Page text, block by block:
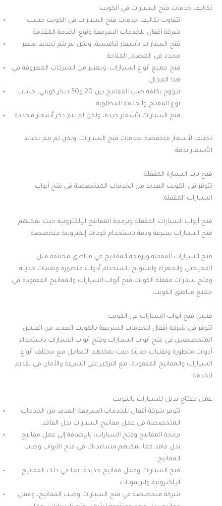
تكاليف خدمات فتح السيارات في الكويت
تتفاوت تكاليف خدمات فتح السيارات في الكويت حسب
شركة أقفال للخدمات السريعة ونوع الخدمة المقدمة.
فتح السيارات بأسعار تنافسية، ولكن لم يتم تحديد سعر
محدد في المصادر المتاحة.
فتح جميع أنواع السيارات، وتعتبر من الشركات المعروفة في
هذا المجال.
تتراوح تكلفة صب المفاتيح بين 20 و50 دينار كويتي، حسب
نوع المفتاح والخدمة المطلوبة.
فتح السيارات بأسعار جيدة، ولكن لم يتم ذكر أسعار محددة.
تختلف لأسعار منخفضة لخدمات فتح السيارات، ولكن لم يتم تحديد
الأسعار بدقة.
فتح باب السيارة المقفلة
تتوفر في الكويت العديد من الخدمات المتخصصة في فتح أبواب
السيارات المقفلة.
فتح أبواب السيارات المقفلة وبرمجة المفاتيح الإلكترونية حيث يمكنهم
فتح السيارات بسرعة ودقة باستخدام كودات إلكترونية متخصصة.
فتح السيارات المقفلة وبرمجة المفاتيح في مناطق مختلفة مثل
الفحيحيل والجهراء والشويخ باستخدام أدوات متطورة وتقنيات حديثة
وفتح سيارات مقفلة الكويت فتح أبواب السيارات والمفاتيح المفقودة في
جميع مناطق الكويت.
فنيين فتح أبواب السيارات في الكويت
تتوفر في شركة أقفال للخدمات السريعة بالكويت العديد من الفنيين
المتخصصين في فتح أبواب السيارات وفتح أبواب السيارات باستخدام
أدوات متطورة وتقنيات حديثة حيث يمكنهم التعامل مع مختلف أنواع
السيارات والمفاتيح المفقودة، مع التركيز على السرعة والأمان في تقديم
الخدمة.
عمل مفتاح بديل للسيارات بالكويت
تتوفر شركة أقفال للخدمات السريعة العديد من الخدمات
المتخصصة في عمل مفاتيح السيارات بدل الفاقد.
برمجة المفاتيح وفتح السيارات، بالإضافة إلى عمل مفاتيح
بدل فاقد كما يمكنهم مساعدتك في فتح الأبواب وصب
المفاتيح.
فتح السيارات وعمل مفاتيح جديدة، بما في ذلك المفاتيح
الإلكترونية والريموتات.
شركة متخصصة في فتح السيارات وصب المفاتيح، وعمل